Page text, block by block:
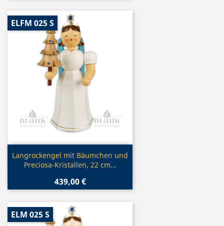
Vorschau
Langrockengel mit Bäumchen und
Preciosa-Kristallen, 22 cm...
439,00 €
ELFM 025 S
ELM 025 S